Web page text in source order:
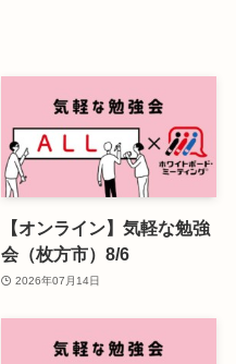
【オンライン】気軽な勉強
会（枚方市）8/6
2026年07月14日